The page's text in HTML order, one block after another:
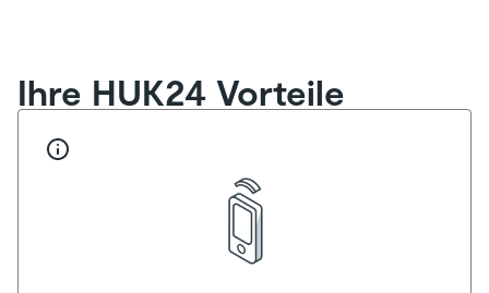
Ihre HUK24 Vorteile